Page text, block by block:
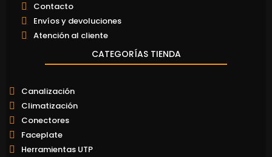
Contacto
Envíos y devoluciones
Atención al cliente
CATEGORÍAS TIENDA
Canalización
Climatización
Conectores
Faceplate
Herramientas UTP